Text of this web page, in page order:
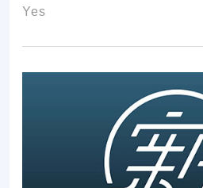
Yes